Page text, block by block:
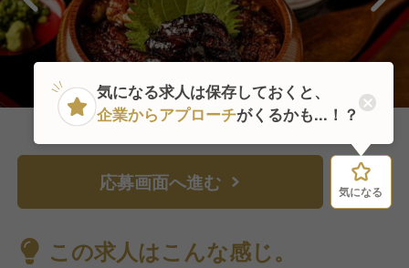
応募画面へ進む 気になる
この求人はこんな感じ。
気になる
気になる求人は保存しておくと、
企業からアプローチがくるかも...！？